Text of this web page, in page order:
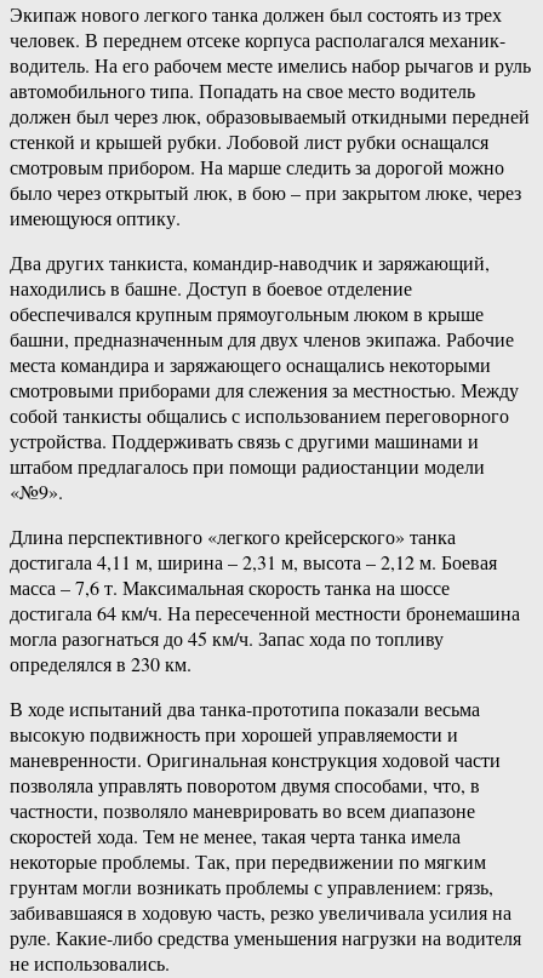
Экипаж нового легкого танка должен был состоять из трех
человек. В переднем отсеке корпуса располагался механик-
водитель. На его рабочем месте имелись набор рычагов и руль
автомобильного типа. Попадать на свое место водитель
должен был через люк, образовываемый откидными передней
стенкой и крышей рубки. Лобовой лист рубки оснащался
смотровым прибором. На марше следить за дорогой можно
было через открытый люк, в бою – при закрытом люке, через
имеющуюся оптику.
Два других танкиста, командир-наводчик и заряжающий,
находились в башне. Доступ в боевое отделение
обеспечивался крупным прямоугольным люком в крыше
башни, предназначенным для двух членов экипажа. Рабочие
места командира и заряжающего оснащались некоторыми
смотровыми приборами для слежения за местностью. Между
собой танкисты общались с использованием переговорного
устройства. Поддерживать связь с другими машинами и
штабом предлагалось при помощи радиостанции модели
«№9».
Длина перспективного «легкого крейсерского» танка
достигала 4,11 м, ширина – 2,31 м, высота – 2,12 м. Боевая
масса – 7,6 т. Максимальная скорость танка на шоссе
достигала 64 км/ч. На пересеченной местности бронемашина
могла разогнаться до 45 км/ч. Запас хода по топливу
определялся в 230 км.
В ходе испытаний два танка-прототипа показали весьма
высокую подвижность при хорошей управляемости и
маневренности. Оригинальная конструкция ходовой части
позволяла управлять поворотом двумя способами, что, в
частности, позволяло маневрировать во всем диапазоне
скоростей хода. Тем не менее, такая черта танка имела
некоторые проблемы. Так, при передвижении по мягким
грунтам могли возникать проблемы с управлением: грязь,
забивавшаяся в ходовую часть, резко увеличивала усилия на
руле. Какие-либо средства уменьшения нагрузки на водителя
не использовались.